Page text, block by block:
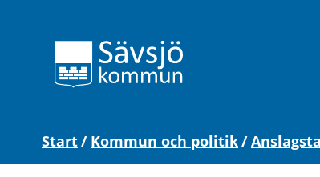
Start/ Kommun och politik/